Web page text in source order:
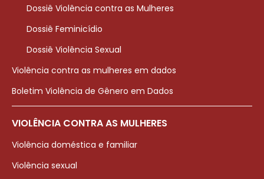
Dossiê Violência contra as Mulheres
Dossiê Feminicídio
Dossiê Violência Sexual
Violência contra as mulheres em dados
Boletim Violência de Gênero em Dados
VIOLÊNCIA CONTRA AS MULHERES
Violência doméstica e familiar
Violência sexual